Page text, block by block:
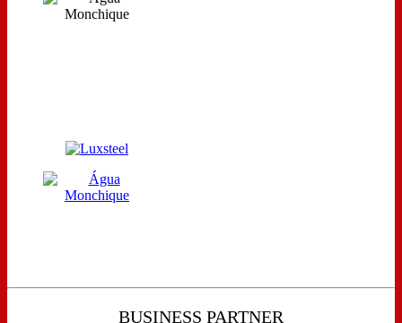
BUSINESS PARTNER